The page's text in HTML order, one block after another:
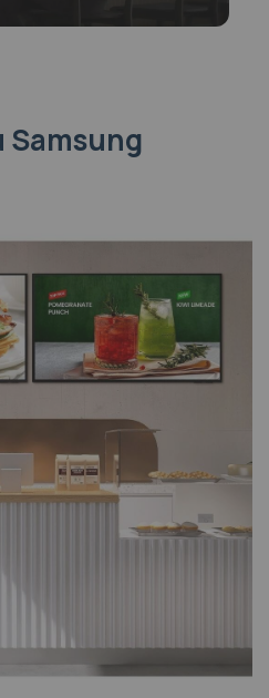
Samsung